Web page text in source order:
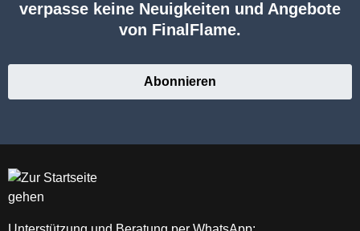
verpasse keine Neuigkeiten und Angebote
von FinalFlame.
Abonnieren